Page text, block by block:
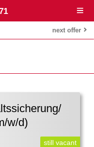
Open
menu
next offer
w/d)
still vacant